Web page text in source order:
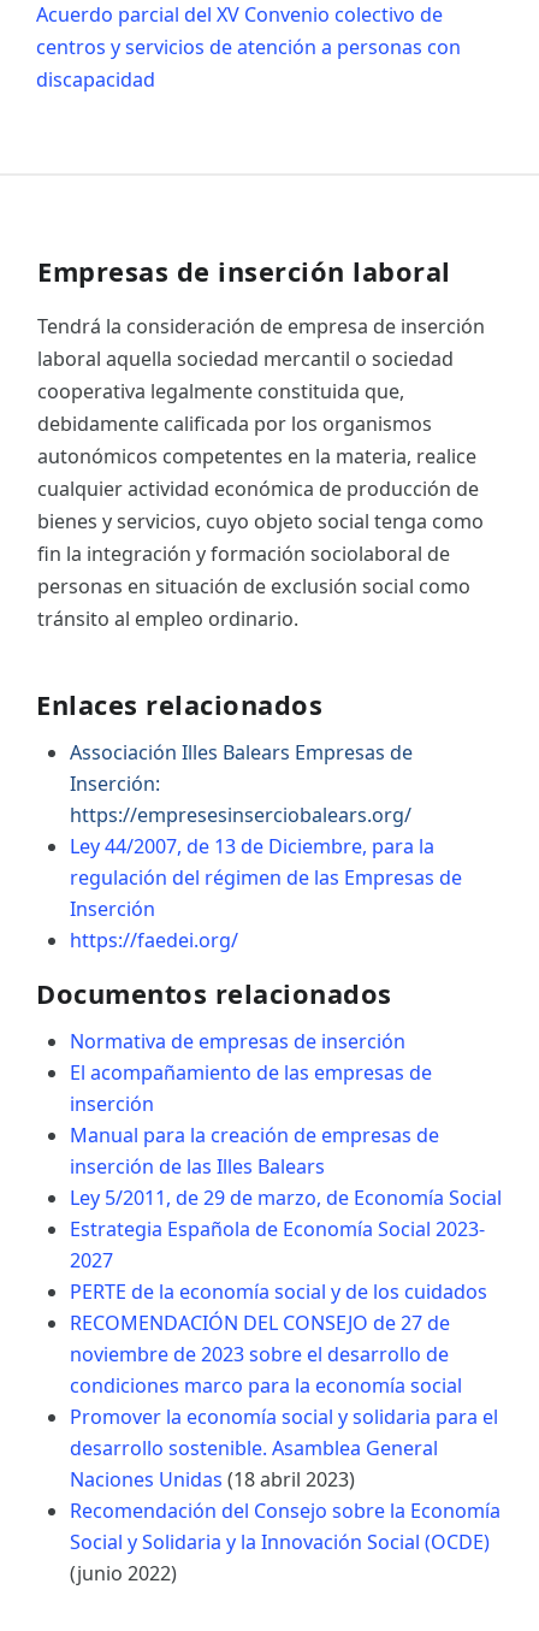
Acuerdo parcial del XV Convenio colectivo de
centros y servicios de atención a personas con
discapacidad
Empresas de inserción laboral
Tendrá la consideración de empresa de inserción
laboral aquella sociedad mercantil o sociedad
cooperativa legalmente constituida que,
debidamente calificada por los organismos
autonómicos competentes en la materia, realice
cualquier actividad económica de producción de
bienes y servicios, cuyo objeto social tenga como
fin la integración y formación sociolaboral de
personas en situación de exclusión social como
tránsito al empleo ordinario.
Enlaces relacionados
Associación Illes Balears Empresas de
Inserción:
https://empresesinserciobalears.org/
Ley 44/2007, de 13 de Diciembre, para la
regulación del régimen de las Empresas de
Inserción
https://faedei.org/
Documentos relacionados
Normativa de empresas de inserción
El acompañamiento de las empresas de
inserción
Manual para la creación de empresas de
inserción de las Illes Balears
Ley 5/2011, de 29 de marzo, de Economía Social
Estrategia Española de Economía Social 2023-
2027
PERTE de la economía social y de los cuidados
RECOMENDACIÓN DEL CONSEJO de 27 de
noviembre de 2023 sobre el desarrollo de
condiciones marco para la economía social
Promover la economía social y solidaria para el
desarrollo sostenible. Asamblea General
Naciones Unidas (18 abril 2023)
Recomendación del Consejo sobre la Economía
Social y Solidaria y la Innovación Social (OCDE)
(junio 2022)